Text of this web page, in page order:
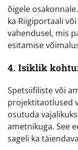
õigele
ka Riigiportaali
vahendusel, mis
esitamise
4. Isiklik
Spetsiifiliste või
projektitaotlused
osutuda
ametnikuga. See
sageli ka